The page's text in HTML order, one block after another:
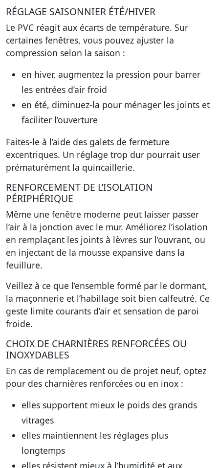
RÉGLAGE SAISONNIER ÉTÉ/HIVER
Le PVC réagit aux écarts de température. Sur
certaines fenêtres, vous pouvez ajuster la
compression selon la saison :
en hiver, augmentez la pression pour barrer
les entrées d’air froid
en été, diminuez-la pour ménager les joints et
faciliter l’ouverture
Faites-le à l’aide des galets de fermeture
excentriques. Un réglage trop dur pourrait user
prématurément la quincaillerie.
RENFORCEMENT DE L’ISOLATION
PÉRIPHÉRIQUE
Même une fenêtre moderne peut laisser passer
l’air à la jonction avec le mur. Améliorez l’isolation
en remplaçant les joints à lèvres sur l’ouvrant, ou
en injectant de la mousse expansive dans la
feuillure.
Veillez à ce que l’ensemble formé par le dormant,
la maçonnerie et l’habillage soit bien calfeutré. Ce
geste limite courants d’air et sensation de paroi
froide.
CHOIX DE CHARNIÈRES RENFORCÉES OU
INOXYDABLES
En cas de remplacement ou de projet neuf, optez
pour des charnières renforcées ou en inox :
elles supportent mieux le poids des grands
vitrages
elles maintiennent les réglages plus
longtemps
elles résistent mieux à l’humidité et aux